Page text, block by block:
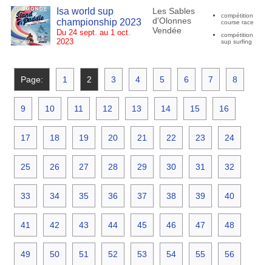
Isa world sup
championship 2023
Du 24 sept. au 1 oct.
2023
Les Sables
d'Olonnes
Vendée
compétition
course race
compétition
sup surfing
Page: 1 2 3 4 5 6 7 8
9 10 11 12 13 14 15 16
17 18 19 20 21 22 23 24
25 26 27 28 29 30 31 32
33 34 35 36 37 38 39 40
41 42 43 44 45 46 47 48
49 50 51 52 53 54 55 56